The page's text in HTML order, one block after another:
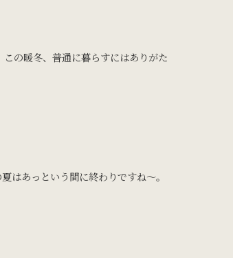
の暖冬、普通に暮らすにはありがた
はあっという間に終わりですね〜。